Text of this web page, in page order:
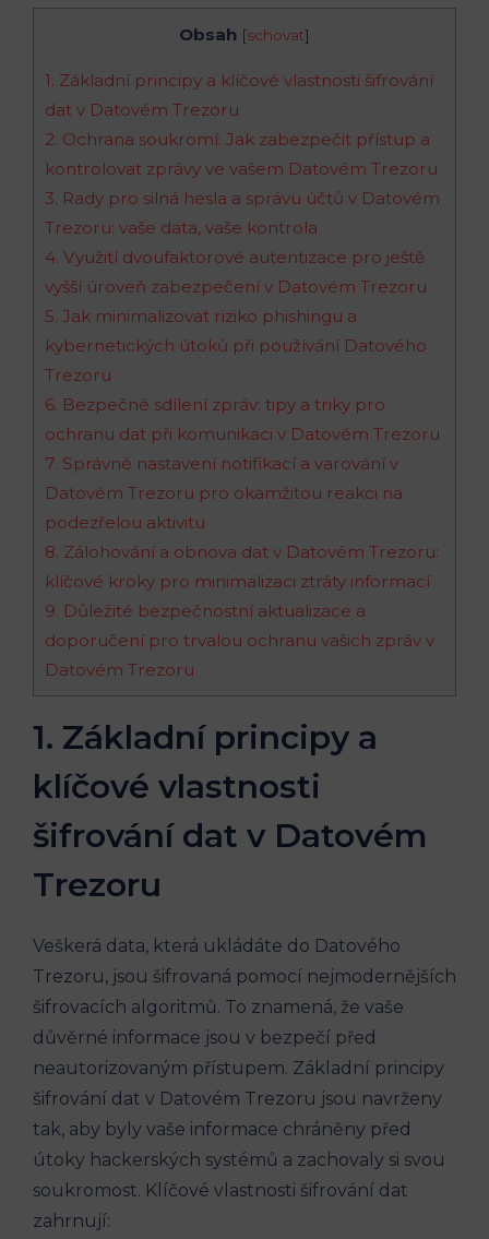
Obsah [schovat]
1. Základní principy a klíčové vlastnosti šifrování
dat v Datovém Trezoru
2. Ochrana soukromí: Jak zabezpečit přístup a
kontrolovat zprávy ve vašem Datovém Trezoru
3. Rady pro silná hesla a správu účtů v Datovém
Trezoru: vaše data, vaše kontrola
4. Využití dvoufaktorové autentizace pro ještě
vyšší úroveň zabezpečení v Datovém Trezoru
5. Jak minimalizovat riziko phishingu a
kybernetických útoků při používání Datového
Trezoru
6. Bezpečné sdílení zpráv: tipy a triky pro
ochranu dat při komunikaci v Datovém Trezoru
7. Správné nastavení notifikací a varování v
Datovém Trezoru pro okamžitou reakci na
podezřelou aktivitu
8. Zálohování a obnova dat v Datovém Trezoru:
klíčové kroky pro minimalizaci ztráty informací
9. Důležité bezpečnostní aktualizace a
doporučení pro trvalou ochranu vašich zpráv v
Datovém Trezoru
1. Základní principy a
klíčové vlastnosti
šifrování dat v Datovém
Trezoru
Veškerá data, která ukládáte do Datového
Trezoru, jsou šifrovaná pomocí nejmodernějších
šifrovacích algoritmů. To znamená, že vaše
důvěrné informace jsou v bezpečí před
neautorizovaným přístupem. Základní principy
šifrování dat v Datovém Trezoru jsou navrženy
tak, aby byly vaše informace chráněny před
útoky hackerských systémů a zachovaly si svou
soukromost. Klíčové vlastnosti šifrování dat
zahrnují: